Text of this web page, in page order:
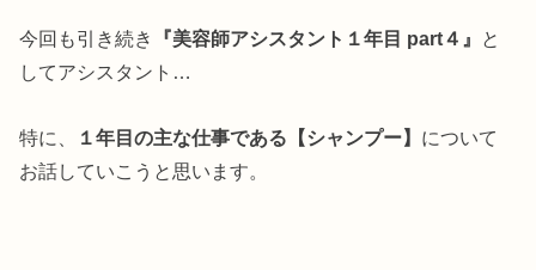
今回も引き続き 『美容師アシスタント１年目 part４』 と
してアシスタント…
特に、 １年目の主な仕事である【シャンプー】 について
お話していこうと思います。